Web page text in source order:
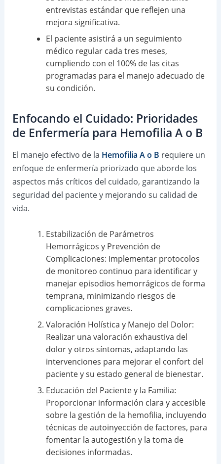
entrevistas estándar que reflejen una
mejora significativa.
El paciente asistirá a un seguimiento
médico regular cada tres meses,
cumpliendo con el 100% de las citas
programadas para el manejo adecuado de
su condición.
Enfocando el Cuidado: Prioridades
de Enfermería para Hemofilia A o B
El manejo efectivo de la Hemofilia A o B requiere un
enfoque de enfermería priorizado que aborde los
aspectos más críticos del cuidado, garantizando la
seguridad del paciente y mejorando su calidad de
vida.
Estabilización de Parámetros
Hemorrágicos y Prevención de
Complicaciones: Implementar protocolos
de monitoreo continuo para identificar y
manejar episodios hemorrágicos de forma
temprana, minimizando riesgos de
complicaciones graves.
Valoración Holística y Manejo del Dolor:
Realizar una valoración exhaustiva del
dolor y otros síntomas, adaptando las
intervenciones para mejorar el confort del
paciente y su estado general de bienestar.
Educación del Paciente y la Familia:
Proporcionar información clara y accesible
sobre la gestión de la hemofilia, incluyendo
técnicas de autoinyección de factores, para
fomentar la autogestión y la toma de
decisiones informadas.